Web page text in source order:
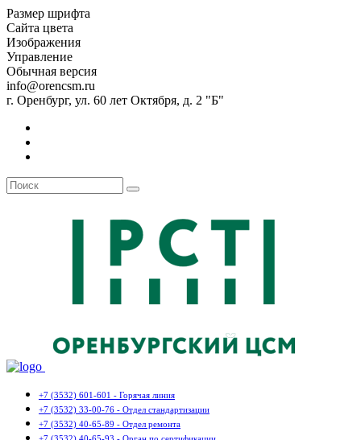
Размер шрифта
Сайта цвета
Изображения
Управление
Обычная версия
info@orencsm.ru
г. Оренбург, ул. 60 лет Октября, д. 2 "Б"
+7 (3532) 601-601 - Горячая линия
+7 (3532) 33-00-76 - Отдел стандартизации
+7 (3532) 40-65-89 - Отдел ремонта